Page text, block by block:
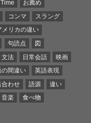
Time
お薦め
コンマ
スラング
メリカの違い
句読点
図
文法 日常会話
映画
の間違い
英語表現
合わせ 語源
違い
音楽 食べ物